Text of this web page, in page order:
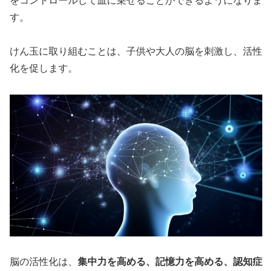
す。
けん玉に取り組むことは、子供や大人の脳を刺激し、活性
化を促します。
脳の活性化は、 集中力を高める、記憶力を高める、認知症